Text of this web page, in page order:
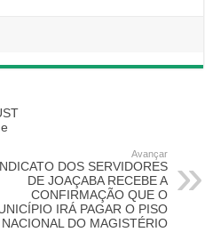
Avançar
DOS SERVIDORES
DE JOAÇABA RECEBE A
CONFIRMAÇÃO QUE O
IRÁ PAGAR O PISO
NACIONAL DO MAGISTÉRIO